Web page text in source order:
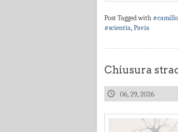
Post Tagged with
#scientia,Pavia
Chiusura
06, 29, 2026